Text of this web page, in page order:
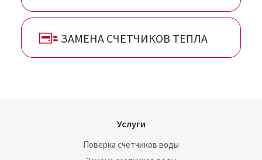
ЗАМЕНА СЧЕТЧИКОВ ТЕПЛА
Услуги
Поверка счетчиков воды